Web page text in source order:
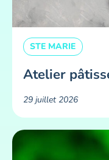
STE MARIE
Atelier
29 juillet 2026